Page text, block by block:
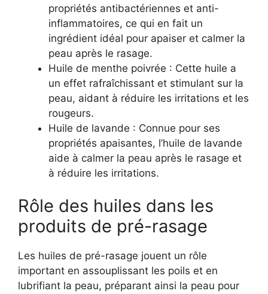
propriétés antibactériennes et anti-
inflammatoires, ce qui en fait un
ingrédient idéal pour apaiser et calmer la
peau après le rasage.
Huile de menthe poivrée : Cette huile a
un effet rafraîchissant et stimulant sur la
peau, aidant à réduire les irritations et les
rougeurs.
Huile de lavande : Connue pour ses
propriétés apaisantes, l’huile de lavande
aide à calmer la peau après le rasage et
à réduire les irritations.
Rôle des huiles dans les
produits de pré-rasage
Les huiles de pré-rasage jouent un rôle
important en assouplissant les poils et en
lubrifiant la peau, préparant ainsi la peau pour